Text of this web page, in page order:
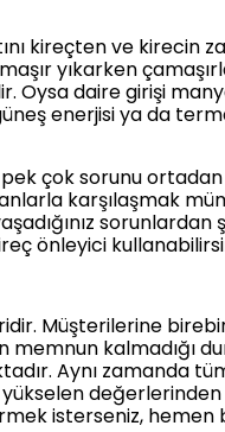
kireçten ve kirecin
yıkarken
Oysa daire girişi
enerjisi ya da
çok sorunu ortadan
karşılaşmak
önleyici
Müşterilerine
kalmadığı
Aynı zamanda
isterseniz, hemen